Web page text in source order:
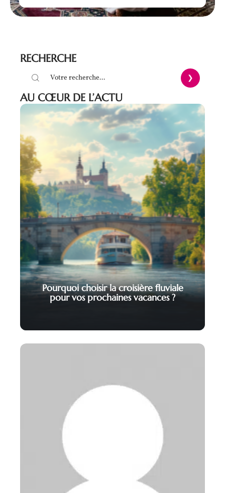
RECHERCHE
AU CŒUR DE L’ACTU
Pourquoi choisir la croisière fluviale
pour vos prochaines vacances ?